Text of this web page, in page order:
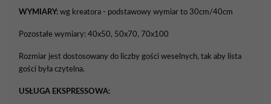
WYMIARY: wg kreatora - podstawowy wymiar to 30cm/40cm
Pozostałe wymiary: 40x50, 50x70, 70x100
Rozmiar jest dostosowany do liczby gości weselnych, tak aby lista
gości była czytelna.
USŁUGA EKSPRESSOWA: